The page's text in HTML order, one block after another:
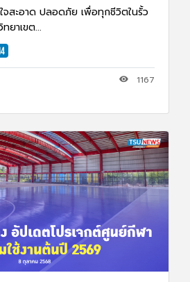
สะอาด ปลอดภัย เพื่อทุกชีวิตในรั้ว
ยาเขต...
1167